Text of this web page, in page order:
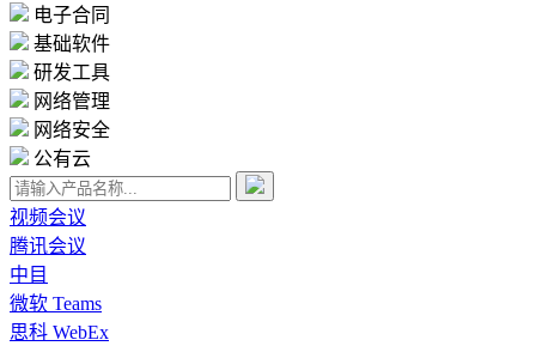
电子合同
基础软件
研发工具
网络管理
网络安全
公有云
视频会议
腾讯会议
中目
微软 Teams
思科 WebEx